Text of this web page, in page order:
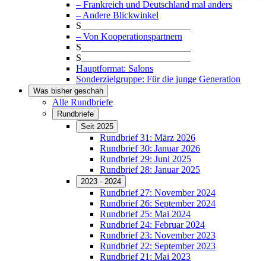
– Frankreich und Deutschland mal anders
– Andere Blickwinkel
S_______________________
– Von Kooperationspartnern
S_______________________
S_______________________
Hauptformat: Salons
Sonderzielgruppe: Für die junge Generation
Was bisher geschah
Alle Rundbriefe
Rundbriefe
Seit 2025
Rundbrief 31: März 2026
Rundbrief 30: Januar 2026
Rundbrief 29: Juni 2025
Rundbrief 28: Januar 2025
2023 - 2024
Rundbrief 27: November 2024
Rundbrief 26: September 2024
Rundbrief 25: Mai 2024
Rundbrief 24: Februar 2024
Rundbrief 23: November 2023
Rundbrief 22: September 2023
Rundbrief 21: Mai 2023